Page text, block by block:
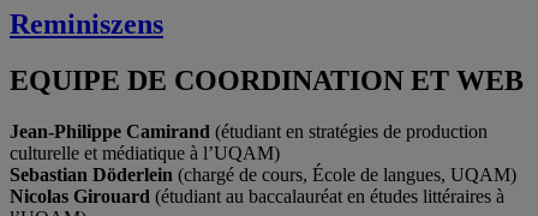
Reminiszens
EQUIPE DE COORDINATION ET WEB
Jean-Philippe Camirand (étudiant en stratégies de production
culturelle et médiatique à l’UQAM)
Sebastian Döderlein (chargé de cours, École de langues, UQAM)
Nicolas Girouard (étudiant au baccalauréat en études littéraires à